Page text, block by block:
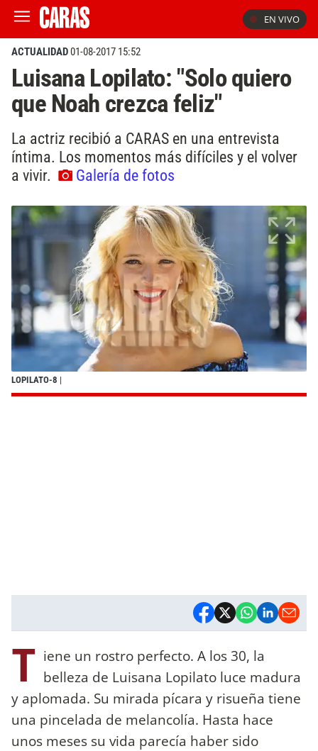
EN VIVO
ACTUALIDAD01-08-2017 15:52
Luisana Lopilato: "Solo quiero
que Noah crezca feliz"
La actriz recibió a CARAS en una entrevista
íntima. Los momentos más difíciles y el volver
a vivir.
Galería de fotos
LOPILATO-8 |
T iene un rostro perfecto. A los 30, la
belleza de Luisana Lopilato luce madura
y aplomada. Su mirada pícara y risueña tiene
una pincelada de melancolía. Hasta hace
unos meses su vida parecía haber sido